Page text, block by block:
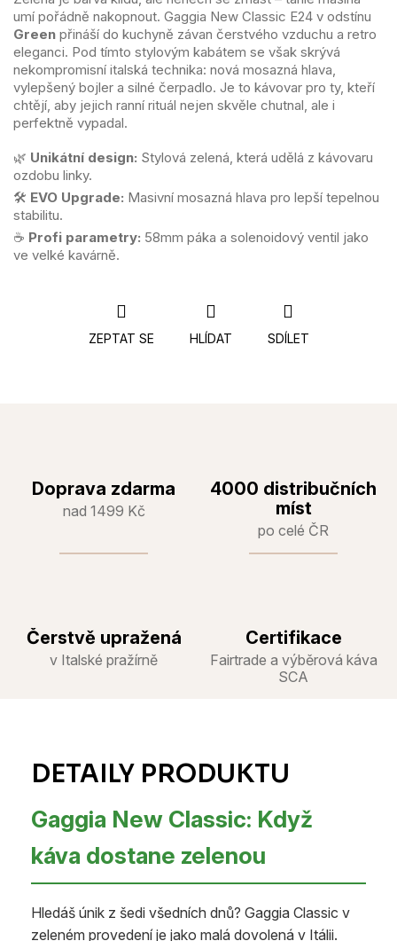
umí pořádně nakopnout. Gaggia New Classic E24 v odstínu
Green přináší do kuchyně závan čerstvého vzduchu a retro
eleganci. Pod tímto stylovým kabátem se však skrývá
nekompromisní italská technika: nová mosazná hlava,
vylepšený bojler a silné čerpadlo. Je to kávovar pro ty, kteří
chtějí, aby jejich ranní rituál nejen skvěle chutnal, ale i
perfektně vypadal.
🌿 Unikátní design: Stylová zelená, která udělá z kávovaru
ozdobu linky.
🛠️ EVO Upgrade: Masivní mosazná hlava pro lepší tepelnou
stabilitu.
☕ Profi parametry: 58mm páka a solenoidový ventil jako
ve velké kavárně.
ZEPTAT SE HLÍDAT SDÍLET
Doprava zdarma
nad 1499 Kč
4000 distribučních
míst
po celé ČR
Čerstvě upražená
v Italské pražírně
Certifikace
Fairtrade a výběrová káva
SCA
Gaggia New Classic: Když
káva dostane zelenou
Hledáš únik z šedi všedních dnů? Gaggia Classic v
zeleném provedení je jako malá dovolená v Itálii.